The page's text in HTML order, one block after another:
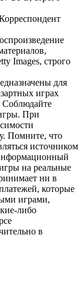
Images, строго
для
играх
Соблюдайте
При
Помните, что
источником
на реальные
ни в
которые
играми,
либо
в